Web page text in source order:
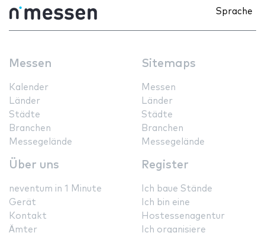
Sprache
Messen
Kalender
Länder
Städte
Branchen
Messegelände
Sitemaps
Messen
Länder
Städte
Branchen
Messegelände
Über uns
neventum in 1 Minute
Gerät
Kontakt
Ämter
Register
Ich baue Stände
Ich bin eine
Hostessenagentur
Ich organisiere